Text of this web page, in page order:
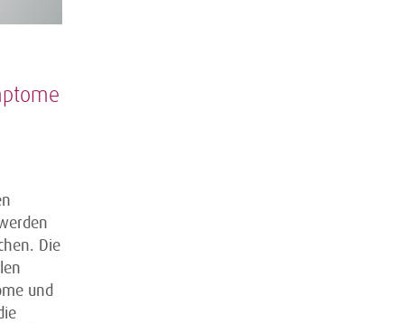
Die
und